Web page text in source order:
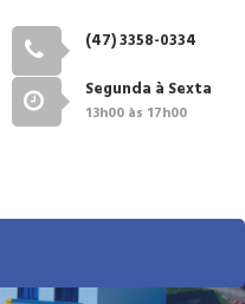
(47) 3358-0334
Segunda à Sexta
13h00 às 17h00